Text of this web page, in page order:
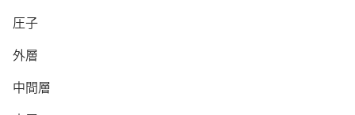
圧子
外層
中間層